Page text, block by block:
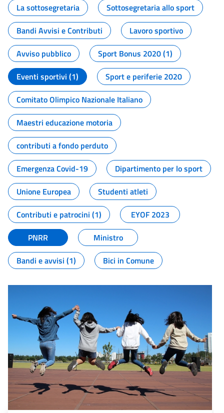
La sottosegretaria
Sottosegretaria allo sport
Bandi Avvisi e Contributi
Lavoro sportivo
Avviso pubblico
Sport Bonus 2020 (1)
Eventi sportivi (1)
Sport e periferie 2020
Comitato Olimpico Nazionale Italiano
Maestri educazione motoria
contributi a fondo perduto
Emergenza Covid-19
Dipartimento per lo sport
Unione Europea
Studenti atleti
Contributi e patrocini (1)
EYOF 2023
PNRR
Ministro
Bandi e avvisi (1)
Bici in Comune